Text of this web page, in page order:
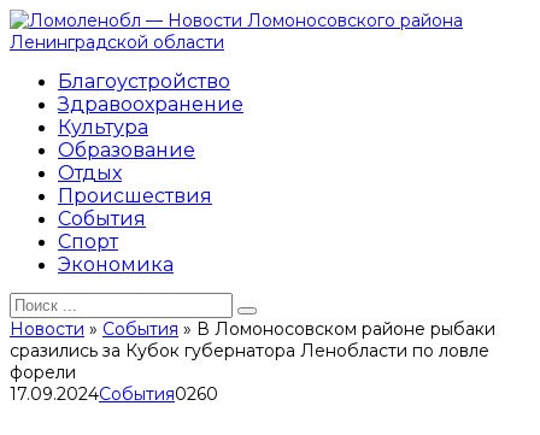
Перейти
к
Благоустройство
Здравоохранение
Культура
Образование
Отдых
Происшествия
События
Спорт
Экономика
Search
for:
Новости » События » В Ломоносовском районе рыбаки
сразились за Кубок губернатора Ленобласти по ловле
форели
17.09.2024События0260